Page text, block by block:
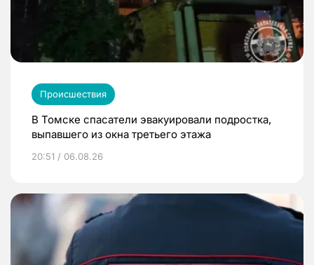
Происшествия
В Томске спасатели эвакуировали подростка,
выпавшего из окна третьего этажа
20:51 / 06.08.26